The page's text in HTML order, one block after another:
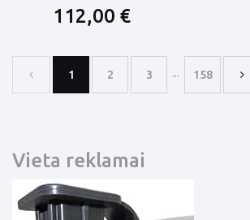
112,00 €
1 2 3 ... 158
Vieta reklamai